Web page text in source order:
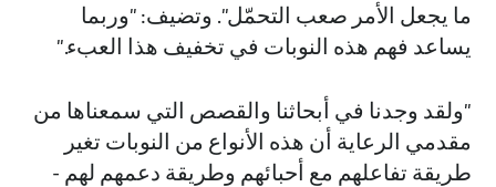
ما يجعل الأمر صعب التحمّل". وتضيف: "وربما
يساعد فهم هذه النوبات في تخفيف هذا العبء."
"ولقد وجدنا في أبحاثنا والقصص التي سمعناها من
مقدمي الرعاية أن هذه الأنواع من النوبات تغير
طريقة تفاعلهم مع أحبائهم وطريقة دعمهم لهم -